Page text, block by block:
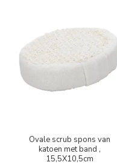
Ovale scrub spons van
katoen met band ,
15,5X10,5cm